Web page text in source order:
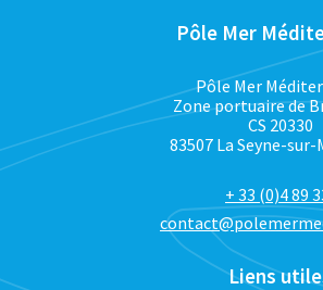
Pôle Mer
Pôle Mer
Zone portuaire de
CS 20330
83507 La Seyne-sur-
+ 33 (0)4 89
Liens